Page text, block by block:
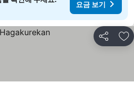
요금 보기
공유 즐